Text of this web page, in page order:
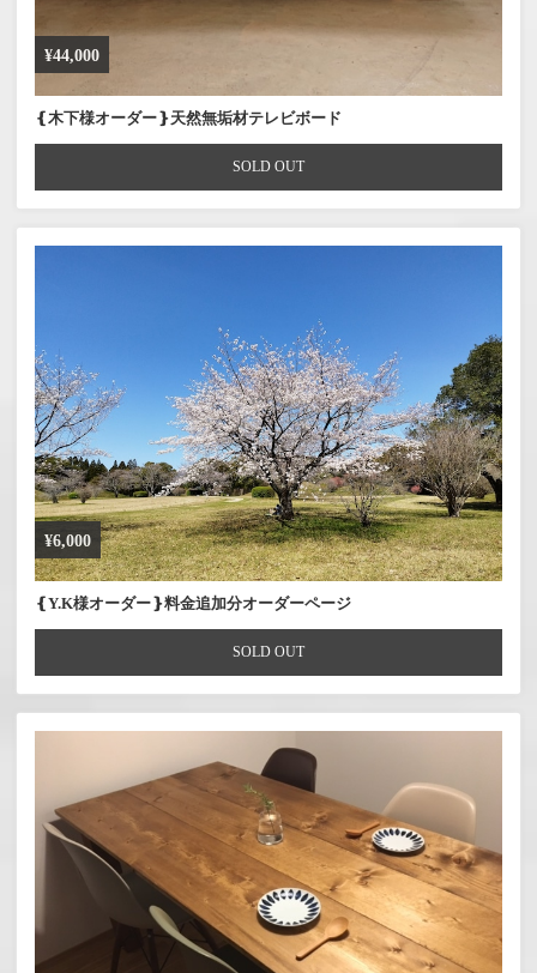
¥44,000
❴木下様オーダー❵天然無垢材テレビボード
SOLD OUT
¥6,000
❴Y.K様オーダー❵料金追加分オーダーページ
SOLD OUT